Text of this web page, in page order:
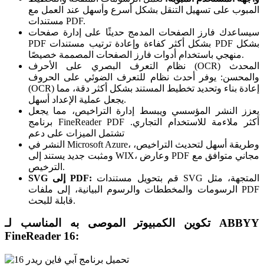
المبوب على تسهيل التنقل بشكل أسرع وأسهل عند العمل مع
مستندات PDF.
سيساعدك فارز الصفحات المدمج حديثًا على إدارة صفحات
PDF بشكل أكثر كفاءة وإعادة ترتيب مستندات PDF بشكل
منهجي باستخدام أدوات فارز الصفحات المصممة خصيصًا.
نظام التعرف البصري على الأحرف (OCR) المحدث
والمحسن: يوفر أحدث نظام للتعرف الضوئي على الحروف
(OCR) إعادة بناء وتحديد تخطيط المستند بشكل أكثر دقة، مما
يجعل عملية الإعداد أسهل.
يعزز النشر المؤسسي ويبسط إدارة التراخيص، مما يجعل
برنامج FineReader PDF أكثر ملاءمة للاستخدام التجاري.
تشتمل الميزات على دعم
النشر في Microsoft Azure، وطريقة أسهل لتحديث التراخيص،
ومثبت جديد يستند إلى WIX، وعارض PDF مجاني متوافق مع
الترخيص.
SVG إلى PDF:
الرسومات والمخططات والرسوم البيانية، إلى ملفات PDF
قابلة للبحث.
تكوين الكمبيوتر الموصى به المناسب لـ ABBYY
FineReader 16: